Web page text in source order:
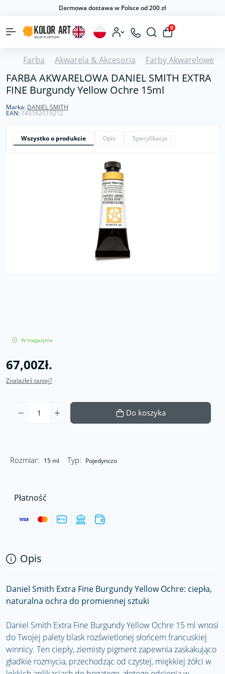
Darmowa dostawa w Polsce od 200 zł
0
Farba Akwarela & Akcesoria Farby Akwarelowe
FARBA AKWARELOWA DANIEL SMITH EXTRA
FINE Burgundy Yellow Ochre 15ml
Marka: DANIEL SMITH
EAN:743162019212
Wszystko o produkcie Opis Specyfikacja
W magazynie
67,00Zł.
Znalazłeś taniej?
Do koszyka
Rozmiar: 15 ml Typ: Pojedynczo
Płatność
Opis
Daniel Smith Extra Fine Burgundy Yellow Ochre: ciepła,
naturalna ochra do promiennej sztuki
Daniel Smith Extra Fine Burgundy Yellow Ochre 15 ml wnosi
do Twojej palety blask rozświetlonej słońcem francuskiej
winnicy. Ten ciepły, ziemisty pigment zapewnia zaskakująco
gładkie rozmycia, przechodząc od czystej, miękkiej żółci w